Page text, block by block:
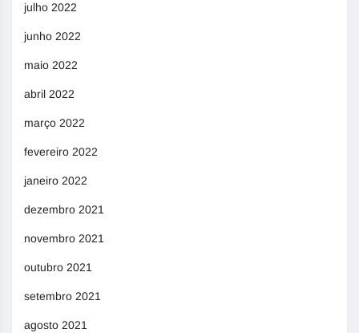
julho 2022
junho 2022
maio 2022
abril 2022
março 2022
fevereiro 2022
janeiro 2022
dezembro 2021
novembro 2021
outubro 2021
setembro 2021
agosto 2021